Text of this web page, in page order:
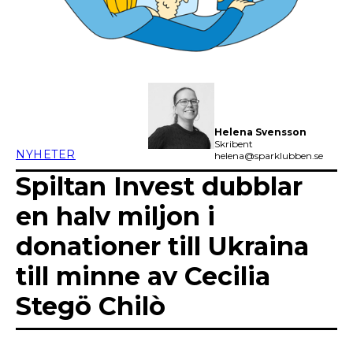
NYHETER
Helena Svensson
Skribent
helena@sparklubben.se
Spiltan Invest dubblar
en halv miljon i
donationer till Ukraina
till minne av Cecilia
Stegö Chilò